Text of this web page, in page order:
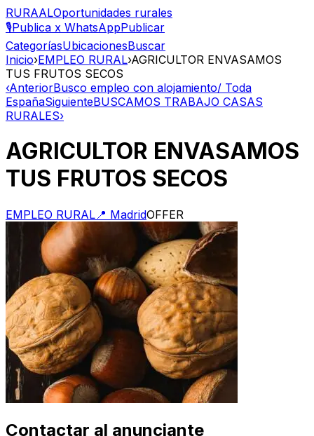
RURAALOportunidades rurales
🎙️Publica x WhatsAppPublicar
CategoríasUbicacionesBuscar
Inicio›EMPLEO RURAL›AGRICULTOR ENVASAMOS
TUS FRUTOS SECOS
‹AnteriorBusco empleo con alojamiento/ Toda
EspañaSiguienteBUSCAMOS TRABAJO CASAS
RURALES›
AGRICULTOR ENVASAMOS
TUS FRUTOS SECOS
EMPLEO RURAL 📍 MadridOFFER
Contactar al anunciante